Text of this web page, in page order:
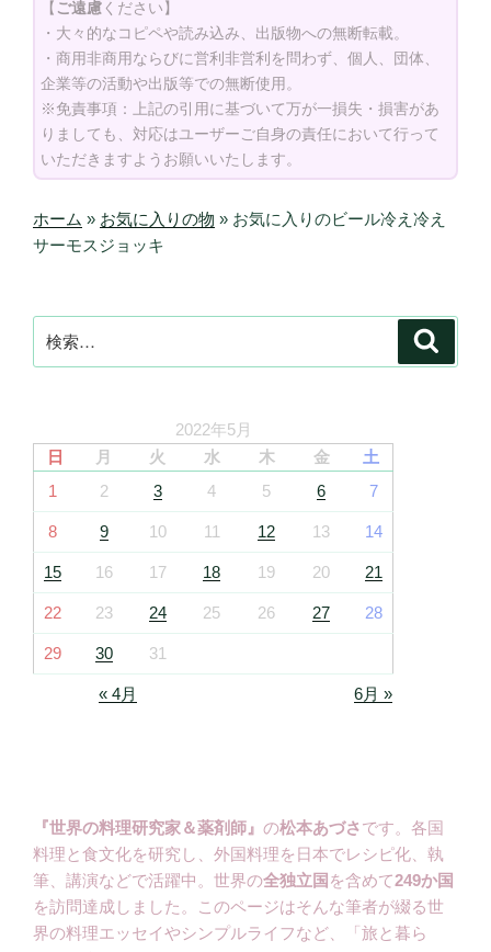
【 ご遠慮ください】
・大々的なコピペや読み込み、出版物への無断転載。
・商用非商用ならびに営利非営利を問わず、個人、団体、
企業等の活動や出版等での無断使用。
※免責事項：上記の引用に基づいて万が一損失・損害があ
りましても、対応はユーザーご自身の責任において行って
いただきますようお願いいたします。
ホーム » お気に入りの物 » お気に入りのビール冷え冷え
サーモスジョッキ
索:
2022年5月
日
月 火 水 木 金
土
1
2 3 4 5 6 7
8 9 10 11 12 13 14
15 16 17 18 19 20 21
22 23 24 25 26 27 28
29 30 31
« 4月 6月 »
『世界の料理研究家＆薬剤師』 の松本あづさです。各国
料理と食文化を研究し、外国料理を日本でレシピ化、執
筆、講演などで活躍中。世界の全独立国 を含めて249か国
を訪問達成しました。このページはそんな筆者が綴る世
界の料理エッセイやシンプルライフなど、「旅と暮ら